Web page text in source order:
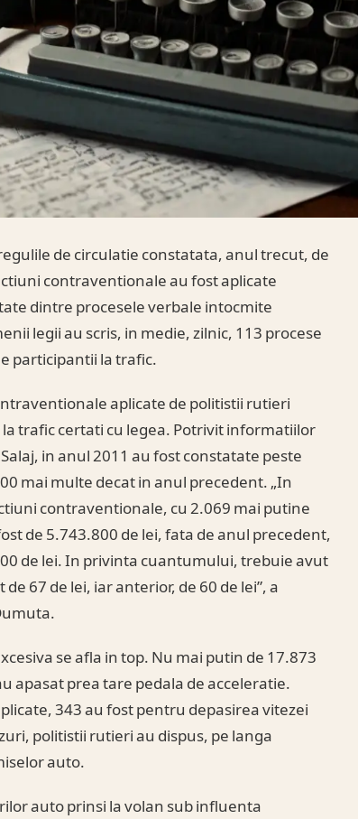
de circulatie constatata, anul trecut, de
contraventionale au fost aplicate
dintre procesele verbale intocmite
legii au scris, in medie, zilnic, 113 procese
participantii la trafic.
aplicate de politistii rutieri
trafic certati cu legea. Potrivit informatiilor
in anul 2011 au fost constatate peste
mai multe decat in anul precedent. „In
contraventionale, cu 2.069 mai putine
de 5.743.800 de lei, fata de anul precedent,
de lei. In privinta cuantumului, trebuie avut
67 de lei, iar anterior, de 60 de lei”, a
se afla in top. Nu mai putin de 17.873
apasat prea tare pedala de acceleratie.
343 au fost pentru depasirea vitezei
politistii rutieri au dispus, pe langa
auto.
auto prinsi la volan sub influenta